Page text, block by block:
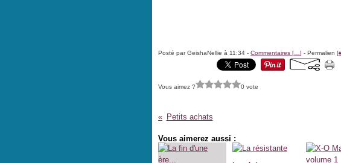
Posté par GeishaNellie à 11:34 - Commentaires [ ] - Permalien [
Vous aimez ? 0 vote
Petits achats
Vous aimerez aussi :